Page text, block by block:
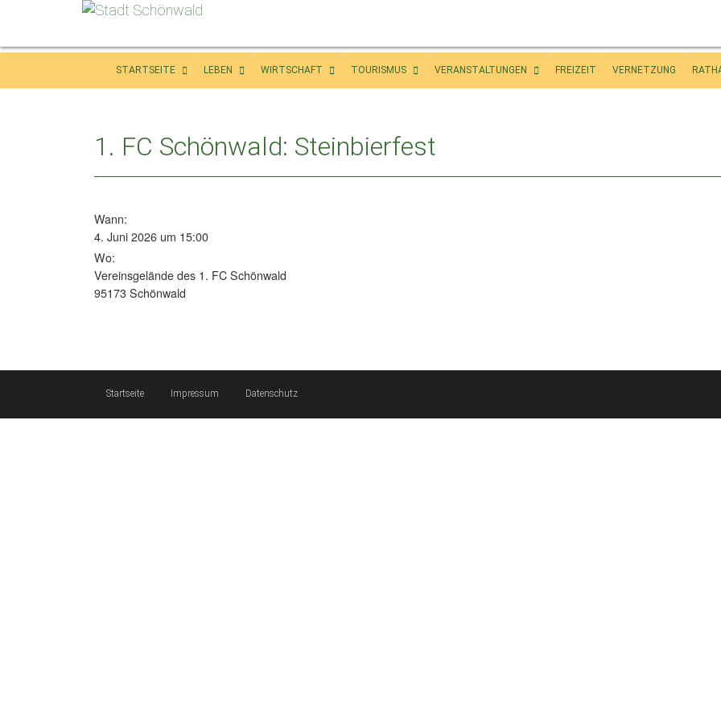
STARTSEITE LEBEN WIRTSCHAFT TOURISMUS VERANSTALTUNGEN FREIZEIT VERNETZUNG
1. FC Schönwald: Steinbierfest
Wann:
4. Juni 2026 um 15:00
Wo:
Vereinsgelände des 1. FC Schönwald
95173 Schönwald
Startseite Impressum Datenschutz